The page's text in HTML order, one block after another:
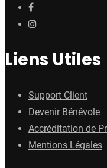
Liens Utiles
Support Client
Devenir Bénévole
Accréditation de
Mentions Légales